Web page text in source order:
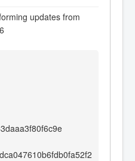
updates from